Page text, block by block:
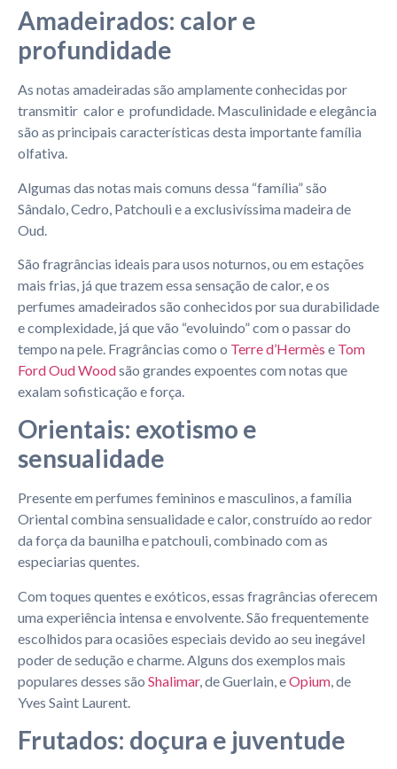
Amadeirados: calor e
profundidade
As notas amadeiradas são amplamente conhecidas por
transmitir calor e profundidade. Masculinidade e elegância
são as principais características desta importante família
olfativa.
Algumas das notas mais comuns dessa “família” são
Sândalo, Cedro, Patchouli e a exclusivíssima madeira de
Oud.
São fragrâncias ideais para usos noturnos, ou em estações
mais frias, já que trazem essa sensação de calor, e os
perfumes amadeirados são conhecidos por sua durabilidade
e complexidade, já que vão “evoluindo” com o passar do
tempo na pele. Fragrâncias como o Terre d’Hermès e Tom
Ford Oud Woodsão grandes expoentes com notas que
exalam sofisticação e força.
Orientais: exotismo e
sensualidade
Presente em perfumes femininos e masculinos, a família
Oriental combina sensualidade e calor, construído ao redor
da força da baunilha e patchouli, combinado com as
especiarias quentes.
Com toques quentes e exóticos, essas fragrâncias oferecem
uma experiência intensa e envolvente. São frequentemente
escolhidos para ocasiões especiais devido ao seu inegável
poder de sedução e charme. Alguns dos exemplos mais
populares desses são Shalimar, de Guerlain, eOpium , de
Yves Saint Laurent.
Frutados: doçura e juventude